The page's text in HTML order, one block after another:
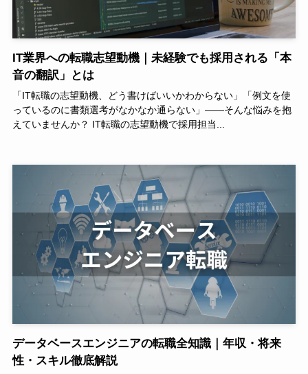
IT業界への転職志望動機｜未経験でも採用される「本
音の翻訳」とは
「IT転職の志望動機、どう書けばいいかわからない」「例文を使
っているのに書類選考がなかなか通らない」——そんな悩みを抱
えていませんか？ IT転職の志望動機で採用担当...
データベースエンジニアの転職全知識｜年収・将来
性・スキル徹底解説